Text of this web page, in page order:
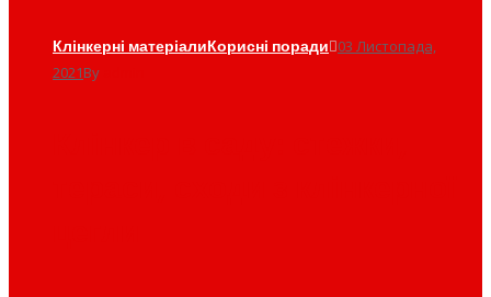
Клінкерні матеріалиКорисні поради 03 Листопада,
2021By